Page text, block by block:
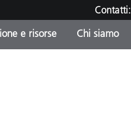
Contatti:
e risorse Chi siamo